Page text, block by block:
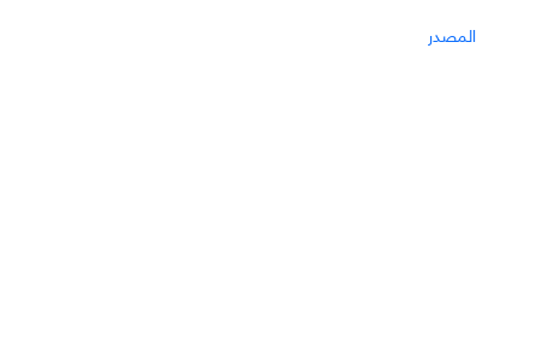
المصدر